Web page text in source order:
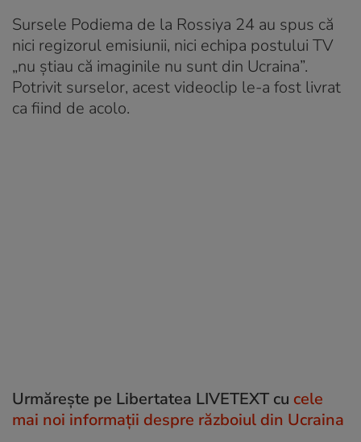
Sursele Podiema de la Rossiya 24 au spus că
nici regizorul emisiunii, nici echipa postului TV
„nu știau că imaginile nu sunt din Ucraina”.
Potrivit surselor, acest videoclip le-a fost livrat
ca fiind de acolo.
Urmărește pe Libertatea LIVETEXT cu cele
mai noi informații despre războiul din Ucraina